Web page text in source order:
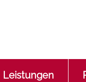
Leistungen